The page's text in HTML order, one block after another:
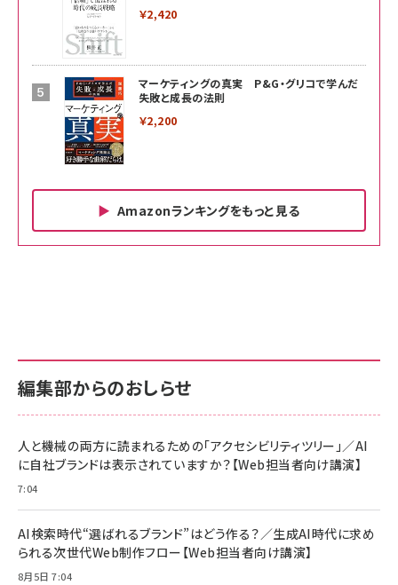
￥2,420
マーケティングの真実 P&G・グリコで学んだ
失敗と成長の法則
￥2,200
Amazonランキングをもっと見る
￥880
anan(アンアン)2026/06/24号 No.2500増刊
スペシャルエディション[王道エンタメの矜持／
￥1,100
年後半、あなたの恋と運命／山田涼介]
￥880
サポート正規品 メーカー保証5年 KLMEA128G
NIMASO ガラスフィルム iPhone 17 用 保護フィ
すい ガイド枠付き いPhone17 (6.3インチ) 対応
2枚セット DSP25F1698
￥1,599
【New】Amazon Fire TV Stick HD | 手軽にスト
レイヤー
￥6,980
サポート正規品 メーカー保証5年 KLMEA128G
Amazon eギフトカード - Amazonロゴ - クラ
￥5,000
ケーブル Anker絡まないケーブル 240W 結束バン
17 / 16 / 15 / Galaxy iPad Pro MacBook
Pro/Air 各種対応 (1.8m ミッドナイトブラック)
￥1,890
編集部からのおしらせ
人と機械の両方に読まれるための「アクセシビリティツリー」／AI
に自社ブランドは表示されていますか？【Web担当者向け講演】
7:04
AI検索時代“選ばれるブランド”はどう作る？／生成AI時代に求め
られる次世代Web制作フロー【Web担当者向け講演】
8月5日 7:04